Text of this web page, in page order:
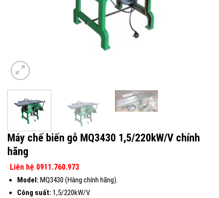
Máy chế biến gỗ MQ3430 1,5/220kW/V chính
hãng
Liên hệ 0911.760.973
Model: MQ3430 (Hàng chính hãng).
Công suất: 1,5/220kW/V.